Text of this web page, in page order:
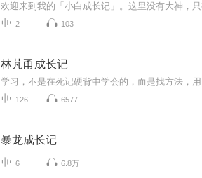
2 103
林芃甬成长记
126 6577
暴龙成长记
6 6.8万